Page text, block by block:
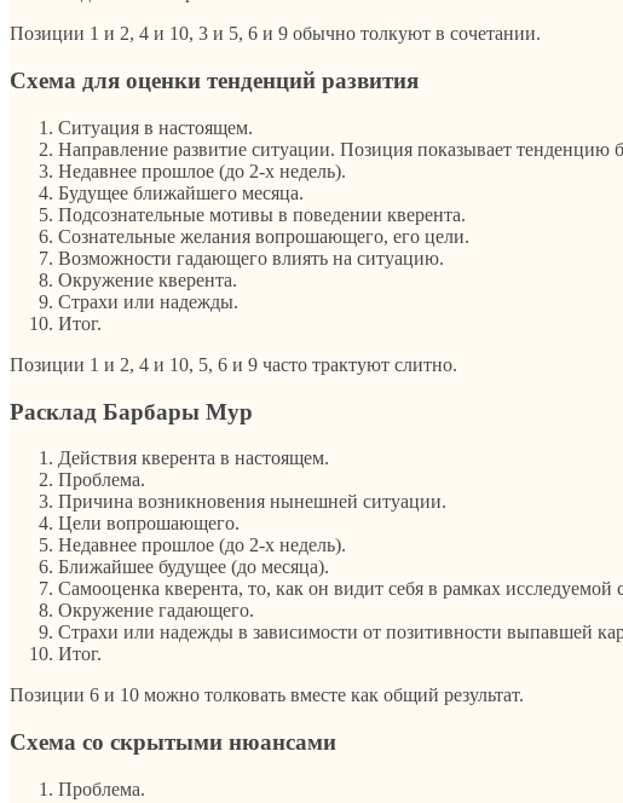
Позиции 1 и 2, 4 и 10, 3 и 5, 6 и 9 обычно толкуют в сочетании.
Схема для оценки тенденций развития
Ситуация в настоящем.
Направление развитие ситуации. Позиция показывает
Недавнее прошлое (до 2-х недель).
Будущее ближайшего месяца.
Подсознательные мотивы в поведении кверента.
Сознательные желания вопрошающего, его цели.
Возможности гадающего влиять на ситуацию.
Окружение кверента.
Страхи или надежды.
Итог.
Позиции 1 и 2, 4 и 10, 5, 6 и 9 часто трактуют слитно.
Расклад Барбары Мур
Действия кверента в настоящем.
Проблема.
Причина возникновения нынешней ситуации.
Цели вопрошающего.
Недавнее прошлое (до 2-х недель).
Ближайшее будущее (до месяца).
Самооценка кверента, то, как он видит себя в рамках исследуемой
Окружение гадающего.
Страхи или надежды в зависимости от позитивности выпавшей
Итог.
Позиции 6 и 10 можно толковать вместе как общий результат.
Схема со скрытыми нюансами
Проблема.